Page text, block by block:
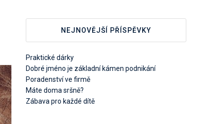
NEJNOVĚJŠÍ PŘÍSPĚVKY
Praktické dárky
Dobré jméno je základní kámen podnikání
Poradenství ve firmě
Máte doma sršně?
Zábava pro každé dítě